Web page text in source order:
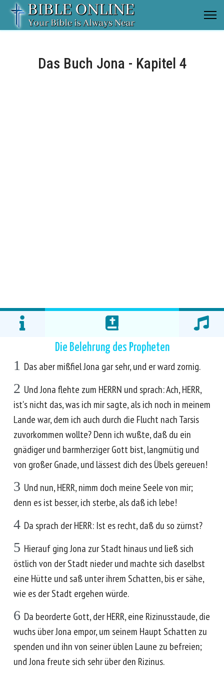
Das Buch Jona - Kapitel 4
Die Belehrung des Propheten
1 Das aber mißfiel Jona gar sehr, und er ward zornig.
2 Und Jona flehte zum HERRN und sprach: Ach, HERR,
ist's nicht das, was ich mir sagte, als ich noch in meinem
Lande war, dem ich auch durch die Flucht nach Tarsis
zuvorkommen wollte? Denn ich wußte, daß du ein
gnädiger und barmherziger Gott bist, langmütig und
von großer Gnade, und lässest dich des Übels gereuen!
3 Und nun, HERR, nimm doch meine Seele von mir;
denn es ist besser, ich sterbe, als daß ich lebe!
4 Da sprach der HERR: Ist es recht, daß du so zürnst?
5 Hierauf ging Jona zur Stadt hinaus und ließ sich
östlich von der Stadt nieder und machte sich daselbst
eine Hütte und saß unter ihrem Schatten, bis er sähe,
wie es der Stadt ergehen würde.
6 Da beorderte Gott, der HERR, eine Rizinusstaude, die
wuchs über Jona empor, um seinem Haupt Schatten zu
spenden und ihn von seiner üblen Laune zu befreien;
und Jona freute sich sehr über den Rizinus.